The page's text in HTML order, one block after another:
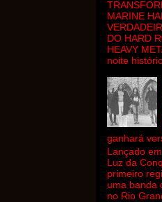
MARINE
DO HARD
HEAVY
noite
ganhará
Lançado
Luz da
primeiro
uma banda
no Rio